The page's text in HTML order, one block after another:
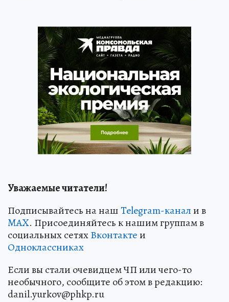
Уважаемые читатели!
Подписывайтесь на нашTelegram-канали в
MAX. Присоединяйтесь к нашим группам в
социальных сетяхВконтактеи
Одноклассниках
Если вы стали очевидцем ЧП или чего-то
необычного, сообщите об этом в редакцию:
danil.yurkov@phkp.ru